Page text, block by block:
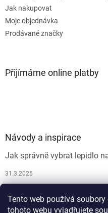
Tento web používá
tohoto webu vyjadřujete
Jak nakupovat
Moje objednávka
Prodávané značky
Přijímáme online platby
Návody a inspirace
Jak správně vybrat lepidlo
31.3.2025
Jak vybrat spárovací hmotu